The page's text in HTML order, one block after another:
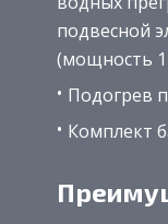
подвесной
(мощность 1
Подогрев
Комплект